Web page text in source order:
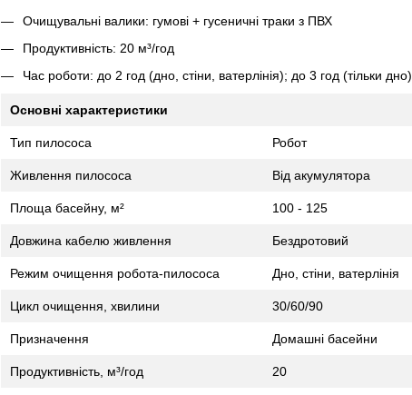
Очищувальні валики: гумові + гусеничні траки з ПВХ
Продуктивність: 20 м³/год
Час роботи: до 2 год (дно, стіни, ватерлінія); до 3 год (тільки дно)
Основні характеристики
Тип пилососа Робот
Живлення пилососа Від акумулятора
Площа басейну, м² 100 - 125
Довжина кабелю живлення Бездротовий
Режим очищення робота-пилососа Дно, стіни, ватерлінія
Цикл очищення, хвилини 30/60/90
Призначення Домашні басейни
Продуктивність, м³/год 20